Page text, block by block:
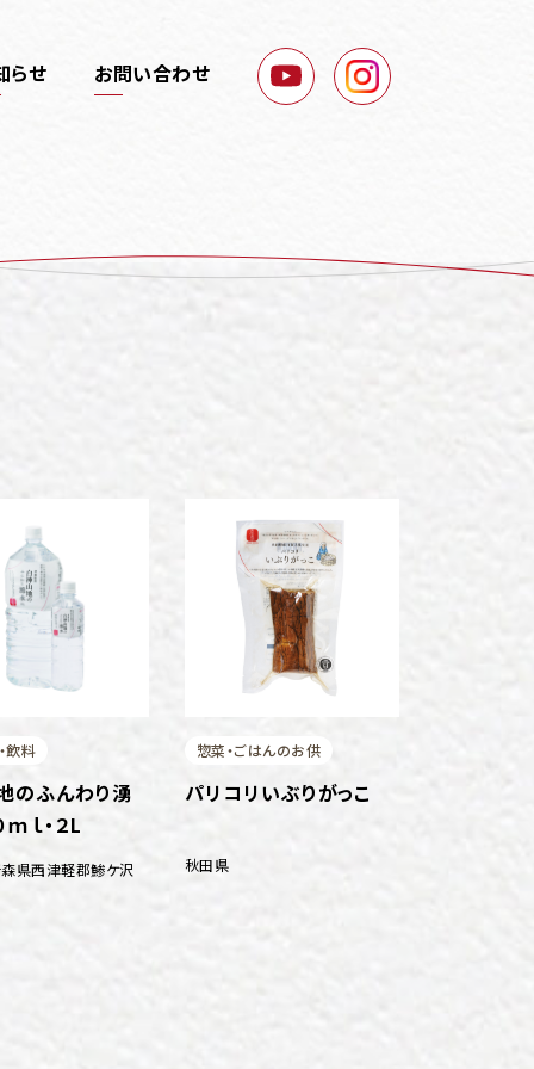
らせ お問い合わせ
飲料
のふんわり湧
ｌ・２L
県西津軽郡鯵ケ沢
惣菜・ごはんのお供
パリコリいぶりがっこ
秋田県